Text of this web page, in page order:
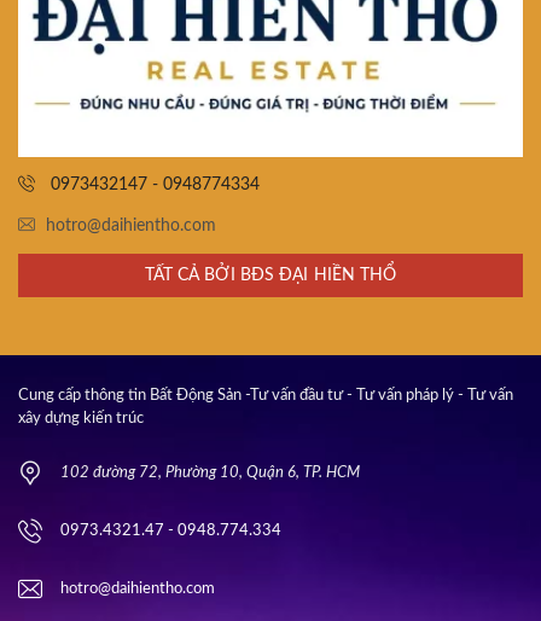
0973432147 - 0948774334
hotro@daihientho.com
TẤT CẢ BỞI BĐS ĐẠI HIỀN THỔ
Cung cấp thông tin Bất Động Sản -Tư vấn đầu tư - Tư vấn pháp lý - Tư vấn
xây dựng kiến trúc
102 đường 72, Phường 10, Quận 6, TP. HCM
0973.4321.47 - 0948.774.334
hotro@daihientho.com